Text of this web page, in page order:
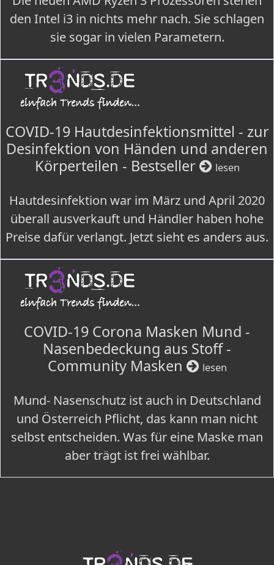
den Intel i3 in nichts mehr nach. Sie schlagen
sie sogar in vielen Parametern.
COVID-19 Hautdesinfektionsmittel - zur
Desinfektion von Händen und anderen
Körperteilen - Bestseller
lesen
Hautdesinfektion war im März und April 2020
überall ausverkauft und Händler haben hohe
Preise dafür verlangt. Jetzt sieht es anders aus.
COVID-19 Corona Masken Mund -
Nasenbedeckung aus Stoff -
Community Masken
lesen
Mund- Nasenschutz ist auch in Deutschland
und Österreich Pflicht, das kann man nicht
selbst entscheiden. Was für eine Maske man
aber trägt ist frei wählbar.